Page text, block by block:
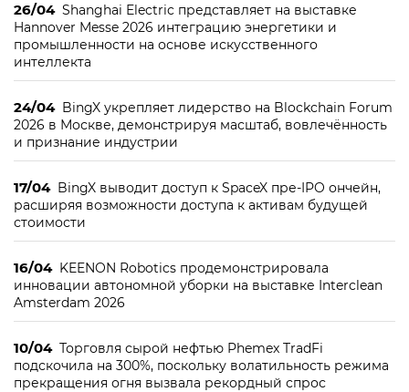
26/04 Shanghai Electric представляет на выставке
Hannover Messe 2026 интеграцию энергетики и
промышленности на основе искусственного
интеллекта
24/04 BingX укрепляет лидерство на Blockchain Forum
2026 в Москве, демонстрируя масштаб, вовлечённость
и признание индустрии
17/04 BingX выводит доступ к SpaceX пре-IPO ончейн,
расширяя возможности доступа к активам будущей
стоимости
16/04 KEENON Robotics продемонстрировала
инновации автономной уборки на выставке Interclean
Amsterdam 2026
10/04 Торговля сырой нефтью Phemex TradFi
подскочила на 300%, поскольку волатильность режима
прекращения огня вызвала рекордный спрос